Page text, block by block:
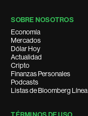
SOBRE NOSOTROS
Economía
Mercados
Dólar Hoy
Actualidad
Cripto
Finanzas Personales
Podcasts
Listas de Bloomberg Línea